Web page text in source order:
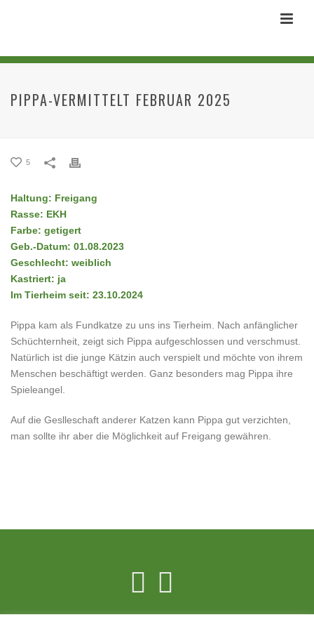
PIPPA-VERMITTELT FEBRUAR 2025
5
Haltung: Freigang
Rasse: EKH
Farbe: getigert
Geb.-Datum: 01.08.2023
Geschlecht: weiblich
Kastriert: ja
Im Tierheim seit: 23.10.2024
Pippa kam als Fundkatze zu uns ins Tierheim. Nach anfänglicher
Schüchternheit, zeigt sich Pippa aufgeschlossen und verschmust.
Natürlich ist die junge Kätzin auch verspielt und möchte von ihrem
Menschen beschäftigt werden. Ganz besonders mag Pippa ihre
Spieleangel.
Auf die Geslleschaft anderer Katzen kann Pippa gut verzichten,
man sollte ihr aber die Möglichkeit auf Freigang gewähren.